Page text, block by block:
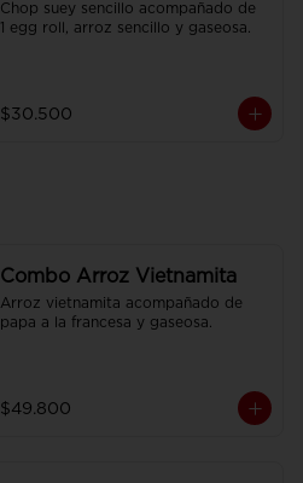
Chop suey sencillo acompañado de
1 egg roll, arroz sencillo y gaseosa.
$30.500
Combo Arroz Vietnamita
Arroz vietnamita acompañado de
papa a la francesa y gaseosa.
$49.800